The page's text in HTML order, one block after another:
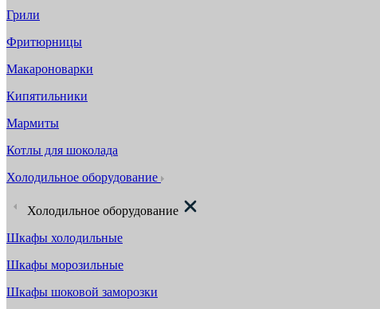
Грили
Фритюрницы
Макароноварки
Кипятильники
Мармиты
Котлы для шоколада
Холодильное оборудование
Холодильное оборудование
Шкафы холодильные
Шкафы морозильные
Шкафы шоковой заморозки